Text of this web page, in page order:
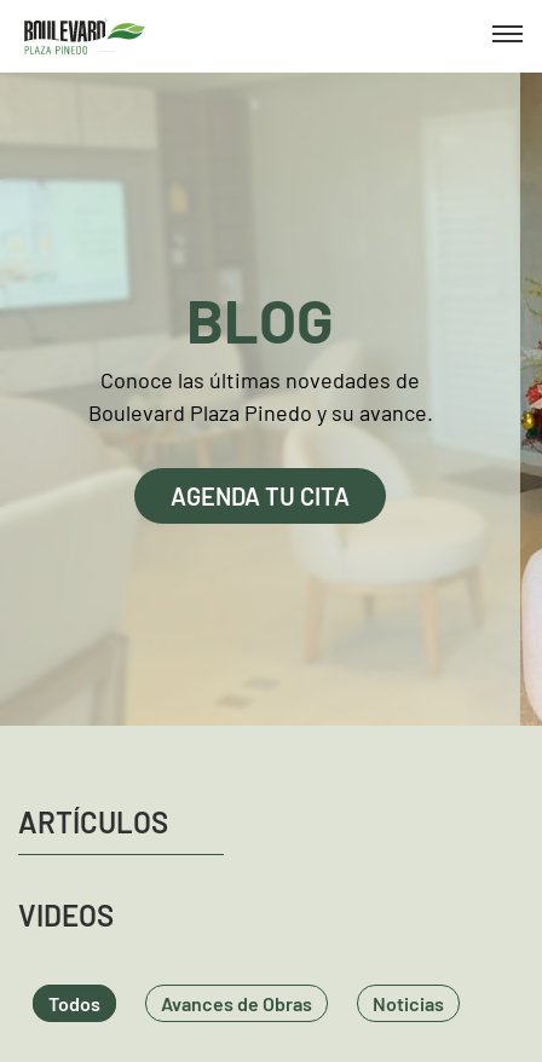
BLOG
Conoce las últimas novedades de
Boulevard Plaza Pinedo y su avance.
AGENDA TU CITA
ARTÍCULOS
VIDEOS
Todos Avances de Obras Noticias